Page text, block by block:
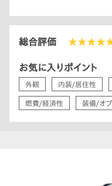
総合評価
お気に入りポイント
外観 内装/居住性
燃費/経済性 装備/オ